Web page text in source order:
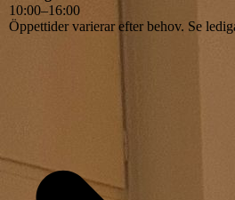
10:00–16:00
Öppettider varierar efter behov. Se